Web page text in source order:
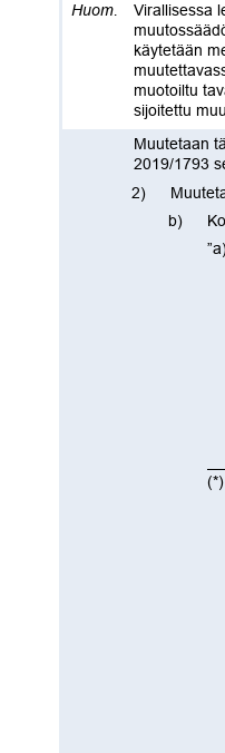
Virallisessa
käytetään
muotoiltu
sijoitettu
Muutetaan
2019/1793
(*)